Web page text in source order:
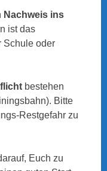
Nachweis ins
ist das
Schule oder
bestehen
Bitte
Restgefahr zu
Euch zu